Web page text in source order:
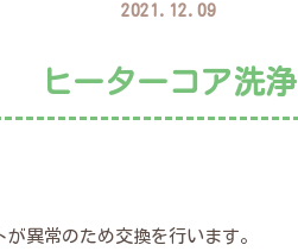
2021.12.09
ヒーターコア洗浄
異常のため交換を行います。